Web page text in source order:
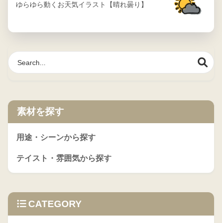
ゆらゆら動くお天気イラスト【晴れ曇り】
素材を探す
用途・シーンから探す
テイスト・雰囲気から探す
CATEGORY